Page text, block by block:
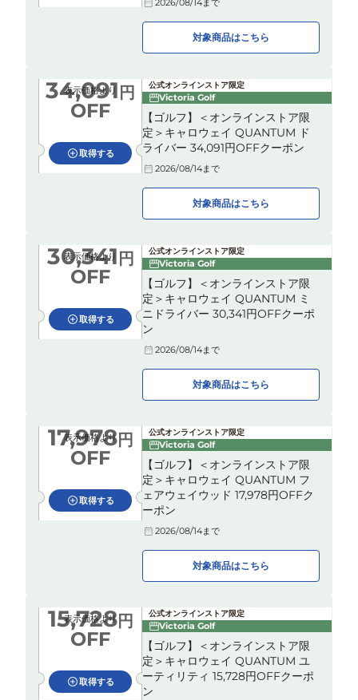
対象商品はこちら
表示価格より
34,091 円
OFF
取得する
公式オンラインストア限定
Victoria Golf
【ゴルフ】＜オンラインストア限
定＞キャロウェイ QUANTUM ド
ライバー 34,091円OFFクーポン
2026/08/14まで
対象商品はこちら
表示価格より
30,341 円
OFF
取得する
公式オンラインストア限定
Victoria Golf
【ゴルフ】＜オンラインストア限
定＞キャロウェイ QUANTUM ミ
ニドライバー 30,341円OFFクーポ
ン
2026/08/14まで
対象商品はこちら
表示価格より
17,978円
OFF
取得する
公式オンラインストア限定
Victoria Golf
【ゴルフ】＜オンラインストア限
定＞キャロウェイ QUANTUM フ
ェアウェイウッド 17,978円OFFク
ーポン
2026/08/14まで
対象商品はこちら
表示価格より
15,728円
OFF
取得する
公式オンラインストア限定
Victoria Golf
【ゴルフ】＜オンラインストア限
定＞キャロウェイ QUANTUM ユ
ーティリティ 15,728円OFFクーポ
ン